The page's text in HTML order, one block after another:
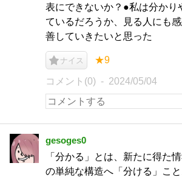
表にできないか？●私は分かり
ているだろうか、見る人にも
善していきたいと思った
ナイス ★9
コメント(0) 2024/05/04
gesoges0
「分かる」とは、新たに得た
の単純な構造へ「分ける」こ